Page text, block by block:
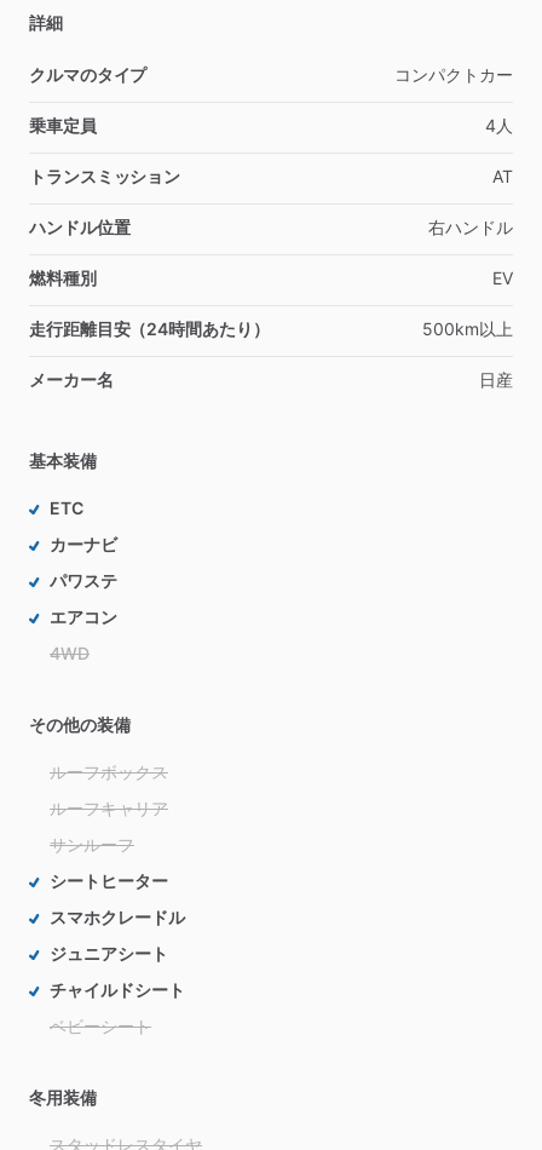
詳細
クルマのタイプ コンパクトカー
乗車定員 4人
トランスミッション AT
ハンドル位置 右ハンドル
燃料種別 EV
走行距離目安（24時間あたり） 500km以上
メーカー名 日産
基本装備
ETC
カーナビ
パワステ
エアコン
4WD
その他の装備
ルーフボックス
ルーフキャリア
サンルーフ
シートヒーター
スマホクレードル
ジュニアシート
チャイルドシート
ベビーシート
冬用装備
スタッドレスタイヤ